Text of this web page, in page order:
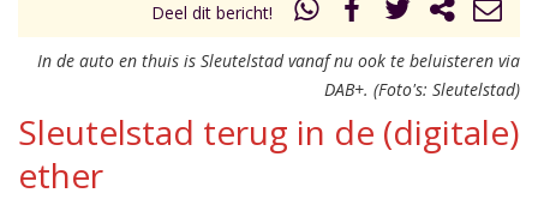
Deel dit bericht!
In de auto en thuis is Sleutelstad vanaf nu ook te beluisteren via
DAB+. (Foto's: Sleutelstad)
Sleutelstad terug in de (digitale)
ether